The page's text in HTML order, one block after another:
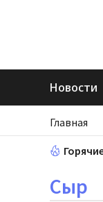
Новости
Главная
Сыр